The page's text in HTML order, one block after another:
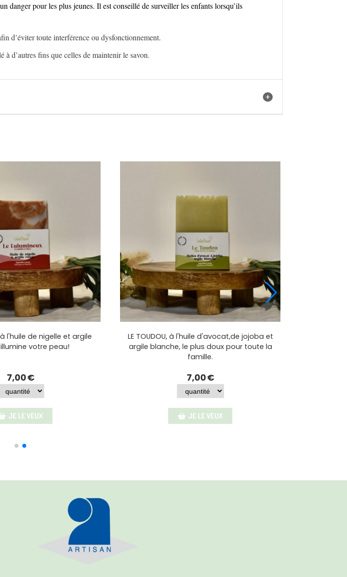
danger pour les plus jeunes. Il est conseillé de surveiller les enfants lorsqu’ils
d’éviter toute interférence ou dysfonctionnement.
à d’autres fins que celles de maintenir le savon.
à l'huile de nigelle et argile
votre peau!
7,00€
JE LE VEUX
LE TOUDOU, à l'huile d'avocat,de jojoba et
argile blanche, le plus doux pour toute la
famille.
7,00€
JE LE VEUX